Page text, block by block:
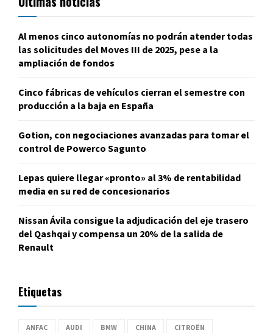
Al menos cinco autonomías no podrán atender todas
las solicitudes del Moves III de 2025, pese a la
ampliación de fondos
Cinco fábricas de vehículos cierran el semestre con
producción a la baja en España
Gotion, con negociaciones avanzadas para tomar el
control de Powerco Sagunto
Lepas quiere llegar «pronto» al 3% de rentabilidad
media en su red de concesionarios
Nissan Ávila consigue la adjudicación del eje trasero
del Qashqai y compensa un 20% de la salida de
Renault
Etiquetas
ANFAC AUDI BMW CHINA CITROËN